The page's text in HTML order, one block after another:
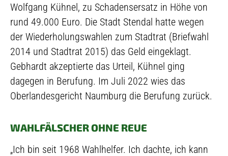
Wolfgang Kühnel, zu Schadensersatz in Höhe von
rund 49.000 Euro. Die Stadt Stendal hatte wegen
der Wiederholungswahlen zum Stadtrat (Briefwahl
2014 und Stadtrat 2015) das Geld eingeklagt.
Gebhardt akzeptierte das Urteil, Kühnel ging
dagegen in Berufung. Im Juli 2022 wies das
Oberlandesgericht Naumburg die Berufung zurück.
WAHLFÄLSCHER OHNE REUE
„Ich bin seit 1968 Wahlhelfer. Ich dachte, ich kann